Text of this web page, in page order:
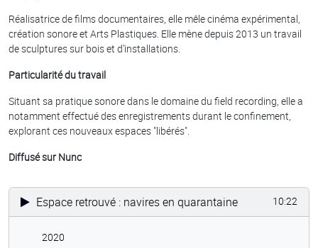
Réalisatrice de films documentaires, elle mêle cinéma expérimental,
création sonore et Arts Plastiques. Elle mène depuis 2013 un travail
de sculptures sur bois et d’installations.
Particularité du travail
Situant sa pratique sonore dans le domaine du field recording, elle a
notamment effectué des enregistrements durant le confinement,
explorant ces nouveaux espaces "libérés".
Diffusé sur Nunc
Espace retrouvé : navires en quarantaine 10:22
2020